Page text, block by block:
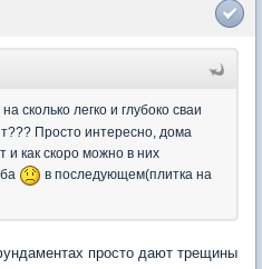
сколько легко и глубоко сваи
Просто интересно, дома
и как скоро можно в них
в последующем(плитка на
просто дают трещины